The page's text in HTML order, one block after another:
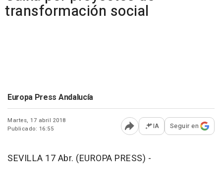
transformación social
Europa Press Andalucía
Martes, 17 abril 2018
Publicado: 16:55
Abrir opciones para
IA Seguir en
SEVILLA 17 Abr. (EUROPA PRESS) -